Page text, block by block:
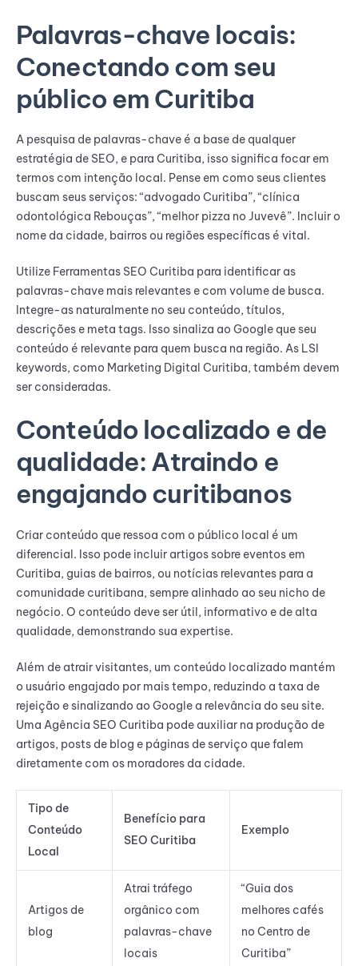
Palavras-chave locais:
Conectando com seu
público em Curitiba
A pesquisa de palavras-chave é a base de qualquer
estratégia de SEO, e para Curitiba, isso significa focar em
termos com intenção local. Pense em como seus clientes
buscam seus serviços: “advogado Curitiba”, “clínica
odontológica Rebouças”, “melhor pizza no Juvevê”. Incluir o
nome da cidade, bairros ou regiões específicas é vital.
Utilize Ferramentas SEO Curitiba para identificar as
palavras-chave mais relevantes e com volume de busca.
Integre-as naturalmente no seu conteúdo, títulos,
descrições e meta tags. Isso sinaliza ao Google que seu
conteúdo é relevante para quem busca na região. As LSI
keywords, como Marketing Digital Curitiba, também devem
ser consideradas.
Conteúdo localizado e de
qualidade: Atraindo e
engajando curitibanos
Criar conteúdo que ressoa com o público local é um
diferencial. Isso pode incluir artigos sobre eventos em
Curitiba, guias de bairros, ou notícias relevantes para a
comunidade curitibana, sempre alinhado ao seu nicho de
negócio. O conteúdo deve ser útil, informativo e de alta
qualidade, demonstrando sua expertise.
Além de atrair visitantes, um conteúdo localizado mantém
o usuário engajado por mais tempo, reduzindo a taxa de
rejeição e sinalizando ao Google a relevância do seu site.
Uma Agência SEO Curitiba pode auxiliar na produção de
artigos, posts de blog e páginas de serviço que falem
diretamente com os moradores da cidade.
Tipo de
Conteúdo
Local
Benefício para
SEO Curitiba
Exemplo
Artigos de
blog
Atrai tráfego
orgânico com
palavras-chave
locais
“Guia dos
melhores cafés
no Centro de
Curitiba”